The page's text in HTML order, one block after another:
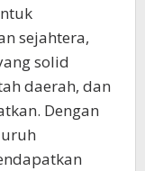
sejahtera,
solid
daerah, dan
Dengan